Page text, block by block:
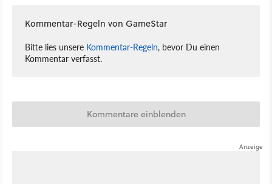
Kommentar-Regeln von GameStar
Bitte lies unsere Kommentar-Regeln, bevor Du einen
Kommentar verfasst.
Kommentare einblenden